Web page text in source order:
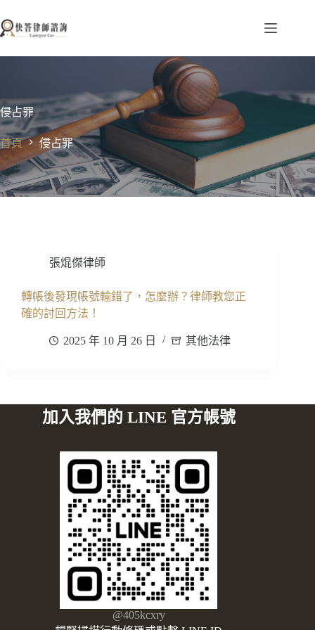
至
要
侵占罪
首頁 侵占罪
張焜傑律師
轉帳後發現帳號輸錯了，怎麼辦？律師教您正
確的討回方法！
2025 年 10 月 26 日 其他法律
加入我們的 LINE 官方帳號
@405kcxry